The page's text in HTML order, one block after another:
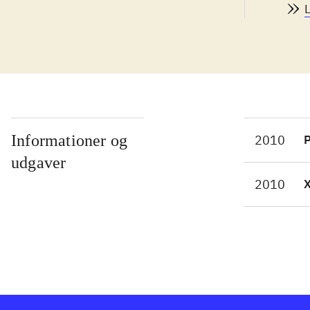
Informationer og
udgaver
2010
2010